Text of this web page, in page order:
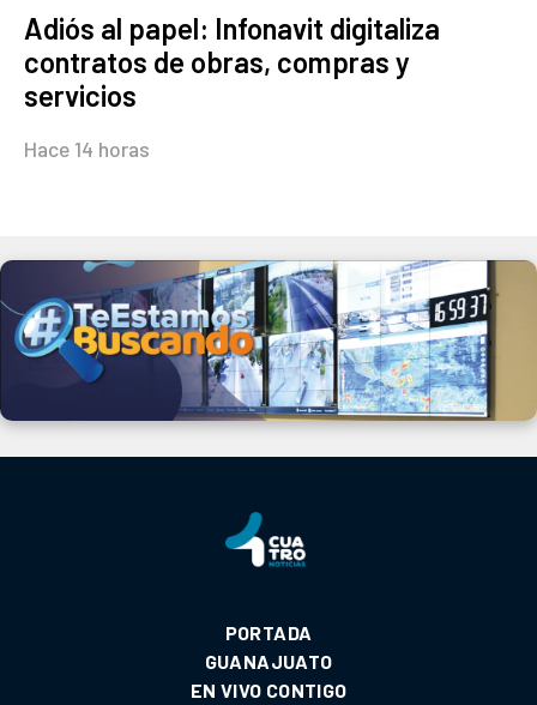
Adiós al papel: Infonavit digitaliza
contratos de obras, compras y
servicios
Hace 14 horas
PORTADA
GUANAJUATO
EN VIVO CONTIGO